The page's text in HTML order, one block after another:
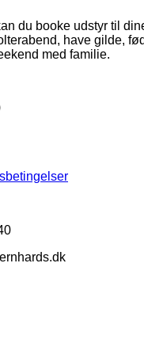
du booke udstyr til
have gilde,
med familie.